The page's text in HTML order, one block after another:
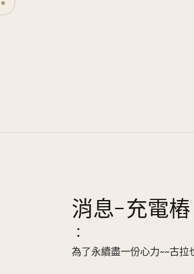
消息-充電樁
：
為了永續盡一份心力~~古